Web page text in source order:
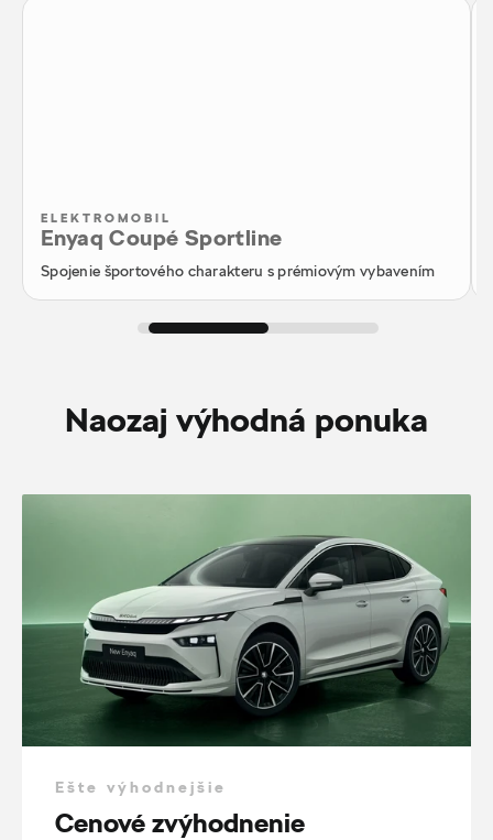
ELEKTROMOBIL
Enyaq Coupé Sportline
Spojenie športového charakteru s prémiovým vybavením
Naozaj výhodná ponuka
Ešte výhodnejšie
Cenové zvýhodnenie